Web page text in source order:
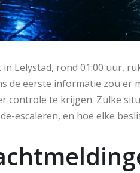
Lelystad, rond 01:00 uur,
de eerste informatie zou er
controle te krijgen. Zulke
escaleren, en hoe elke